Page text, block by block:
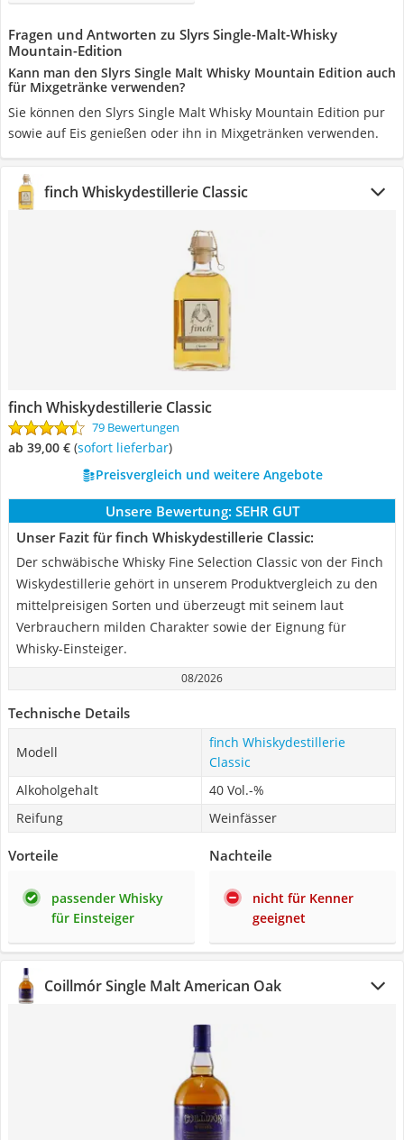
Fragen und Antworten zu Slyrs Single-Malt-Whisky
Mountain-Edition
Kann man den Slyrs Single Malt Whisky Mountain Edition auch
für Mixgetränke verwenden?
Sie können den Slyrs Single Malt Whisky Mountain Edition pur
sowie auf Eis genießen oder ihn in Mixgetränken verwenden.
finch Whiskydestillerie Classic
finch Whiskydestillerie Classic
79 Bewertungen
ab 39,00 € ( Sofort lieferbar)
Preisvergleich und weitere Angebote
Unsere Bewertung: SEHR GUT
Unser Fazit für finch Whiskydestillerie Classic:
Der schwäbische Whisky Fine Selection Classic von der Finch
Wiskydestillerie gehört in unserem Produktvergleich zu den
mittelpreisigen Sorten und überzeugt mit seinem laut
Verbrauchern milden Charakter sowie der Eignung für
Whisky-Einsteiger.
08/2026
Technische Details
Modell
finch Whiskydestillerie
Classic
Alkoholgehalt
40 Vol.-%
Reifung
Weinfässer
Vorteile
passender Whisky
für Einsteiger
Nachteile
nicht für Kenner
geeignet
Coillmór Single Malt American Oak